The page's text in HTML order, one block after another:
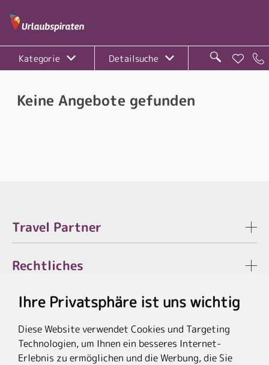
Ihre Privatsphäre ist uns wichtig
Diese Website verwendet Cookies und Targeting
Technologien, um Ihnen ein besseres Internet-
Erlebnis zu ermöglichen und die Werbung, die Sie
Kategorie Detailsuche
Keine Angebote gefunden
Travel Partner
Rechtliches
* Die Ersparnis bezieht sich auf die aktuellen Listenpreise der Hotels, bei
Paketangeboten auf die Summe der Preise der Einzelleistungen.
**Streichpreise beziehen sich auf die ursprünglichen Preise des Reiseveranstalters.